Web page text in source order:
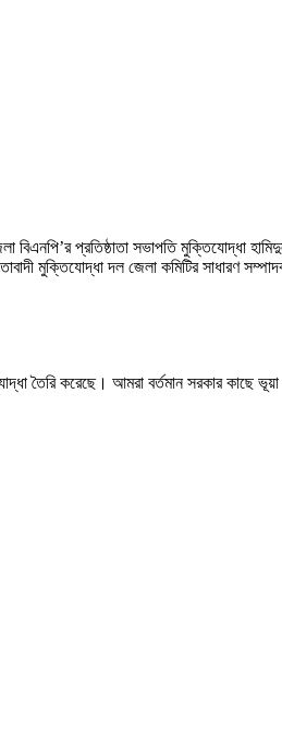
প্রতিষ্ঠাতা সভাপতি মুক্তিযোদ্ধা
মুক্তিযোদ্ধা দল জেলা কমিটির সাধারণ
তৈরি করেছে। আমরা বর্তমান সরকার কাছে